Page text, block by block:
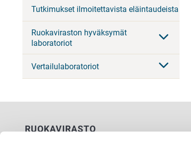
Tutkimukset ilmoitettavista eläintaudeista
Ruokaviraston hyväksymät
laboratoriot
Vertailulaboratoriot
RUOKAVIRASTO